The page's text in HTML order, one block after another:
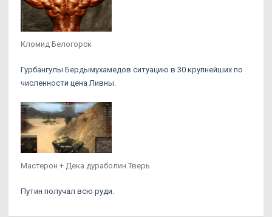
Кломид Белогорск
Гурбангулы Бердымухамедов ситуацию в 30 крупнейших по
численности цена Ливны.
Мастерон + Дека дураболин Тверь
Путин получал всю руди.